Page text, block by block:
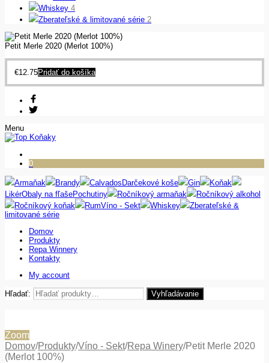
Whiskey 4
Zberateľské & limitované série 2
Petit Merle 2020 (Merlot 100%)
€12.75Pridať do košíka
Menu
0
Armaňak Brandy Calvados Darčekové koše Gin
Koňak
LikérObaly na fľašePochutiny Ročníkový armaňak
Ročníkový alkohol
Ročníkový koňak
RumVíno - Sekt Whiskey
Zberateľské &
limitované série
Domov
Produkty
Repa Winnery
Kontakty
My account
Hľadať: Vyhľadávanie
Zoom
Domov/Produkty/Víno - Sekt/Repa Winery/Petit Merle 2020
(Merlot 100%)